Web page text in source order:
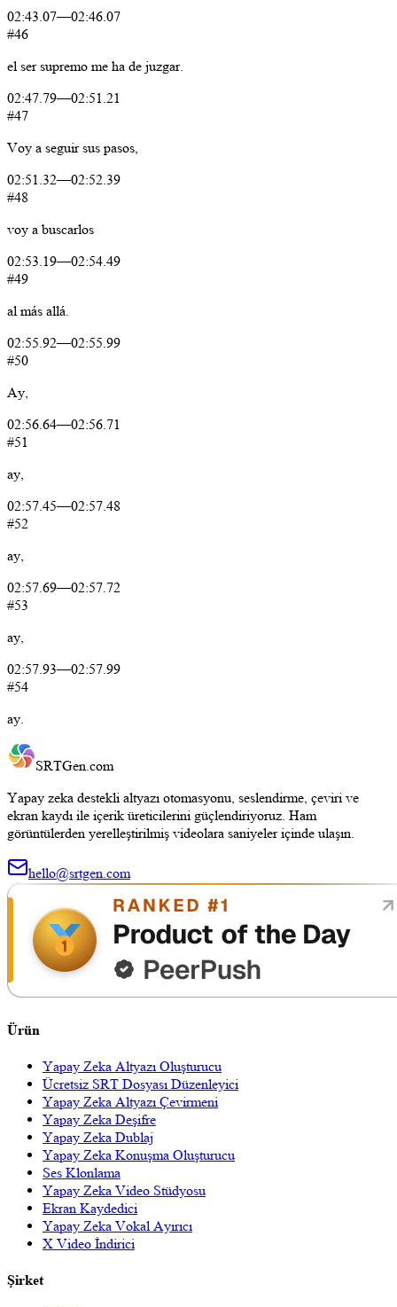
02:43.07—02:46.07
#46
el ser supremo me ha de juzgar.
02:47.79—02:51.21
#47
Voy a seguir sus pasos,
02:51.32—02:52.39
#48
voy a buscarlos
02:53.19—02:54.49
#49
al más allá.
02:55.92—02:55.99
#50
Ay,
02:56.64—02:56.71
#51
ay,
02:57.45—02:57.48
#52
ay,
02:57.69—02:57.72
#53
ay,
02:57.93—02:57.99
#54
ay.
SRTGen.com
Yapay zeka destekli altyazı otomasyonu, seslendirme, çeviri ve
ekran kaydı ile içerik üreticilerini güçlendiriyoruz. Ham
görüntülerden yerelleştirilmiş videolara saniyeler içinde ulaşın.
hello@srtgen.com
Ürün
Yapay Zeka Altyazı Oluşturucu
Ücretsiz SRT Dosyası Düzenleyici
Yapay Zeka Altyazı Çevirmeni
Yapay Zeka Deşifre
Yapay Zeka Dublaj
Yapay Zeka Konuşma Oluşturucu
Ses Klonlama
Yapay Zeka Video Stüdyosu
Ekran Kaydedici
Yapay Zeka Vokal Ayırıcı
X Video İndirici
Şirket